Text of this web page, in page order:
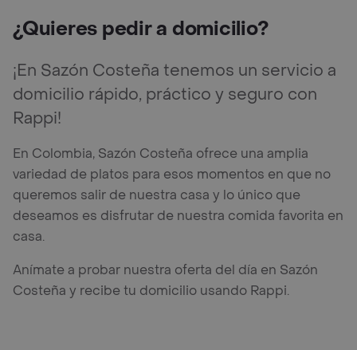
¿Quieres pedir a domicilio?
¡En Sazón Costeña tenemos un servicio a
domicilio rápido, práctico y seguro con
Rappi!
En Colombia, Sazón Costeña ofrece una amplia
variedad de platos para esos momentos en que no
queremos salir de nuestra casa y lo único que
deseamos es disfrutar de nuestra comida favorita en
casa.
Anímate a probar nuestra oferta del día en Sazón
Costeña y recibe tu domicilio usando Rappi.